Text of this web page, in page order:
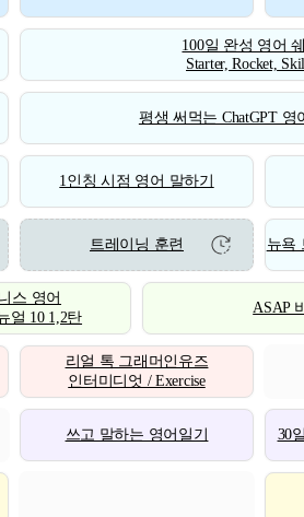
100일 완성 영어
Starter, Rocket,
평생 써먹는 ChatGPT 영
1인칭 시점 영어 말하기
트레이닝 훈련 뉴욕
스 영어
얼 10 1,2탄
ASAP
리얼 톡 그래머인유즈
인터미디엇 / Exercise
쓰고 말하는 영어일기 30